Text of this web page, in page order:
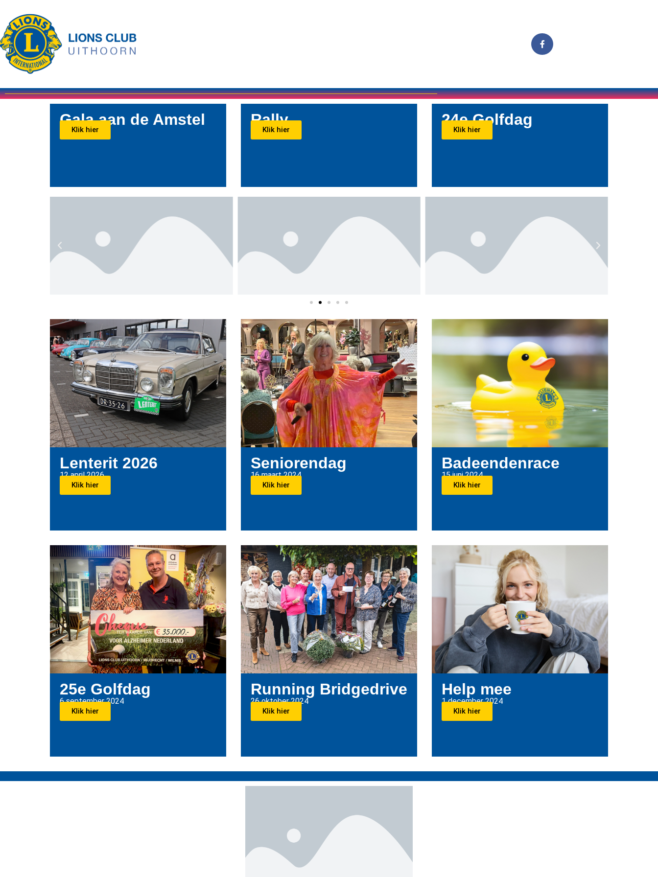
Gala aan de Amstel
Klik hier
Rally
Klik hier
24e Golfdag
Klik hier
Lenterit 2026
12 april 2026
Klik hier
Seniorendag
16 maart 2024
Klik hier
Badeendenrace
15 juni 2024
Klik hier
25e Golfdag
6 september 2024
Klik hier
Running Bridgedrive
26 oktober 2024
Klik hier
Help mee
1 december 2024
Klik hier